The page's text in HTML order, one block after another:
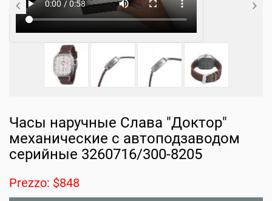
Часы наручные Слава "Доктор"
механические с автоподзаводом
серийные 3260716/300-8205
Prezzo: $848